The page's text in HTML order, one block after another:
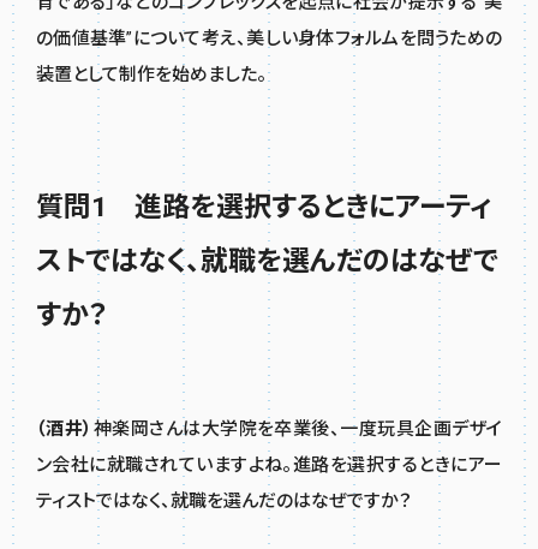
の価値基準”について考え、美しい身体フォルムを問うための
装置として制作を始めました。
質問1 進路を選択するときにアーティ
ストではなく、就職を選んだのはなぜで
すか？
（酒井） 神楽岡さんは大学院を卒業後、一度玩具企画デザイ
ン会社に就職されていますよね。進路を選択するときにアー
ティストではなく、就職を選んだのはなぜですか？